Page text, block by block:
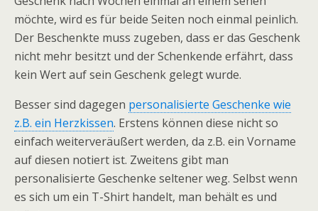
möchte, wird es für beide Seiten noch einmal peinlich.
Der Beschenkte muss zugeben, dass er das Geschenk
nicht mehr besitzt und der Schenkende erfährt, dass
kein Wert auf sein Geschenk gelegt wurde.
Besser sind dagegen personalisierte Geschenke wie
z.B. ein Herzkissen. Erstens können diese nicht so
einfach weiterveräußert werden, da z.B. ein Vorname
auf diesen notiert ist. Zweitens gibt man
personalisierte Geschenke seltener weg. Selbst wenn
es sich um ein T-Shirt handelt, man behält es und